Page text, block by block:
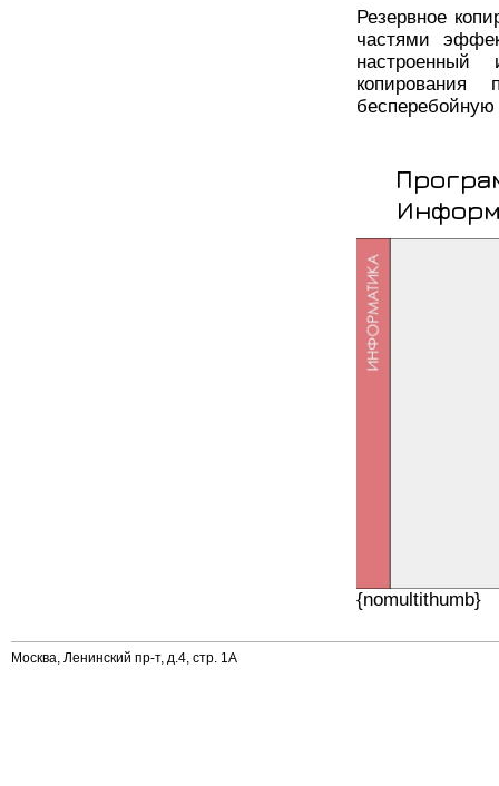
Резервное
частями
настроенный
{nomultithumb}
Москва, Ленинский пр-т, д.4, стр. 1А